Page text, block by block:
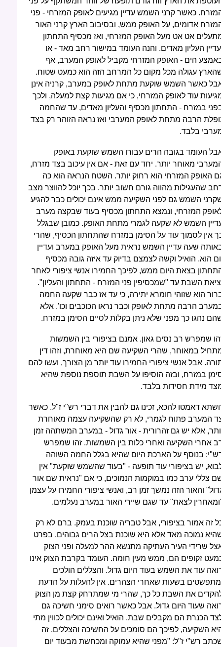
כאשר קרני השמש עדיין מגיעים לאופק המזרחי - פני
אדומים, על האופק ממש, ובסיבוב הארץ קרני האור
אט אט מעל האופק המזרחי, ואז מכסיף התחתון
העליון מאדים. והנה העומד במישור רחב מאד - או
הים - האופק המזרחי מקביל לאופק המערב, אף
עגולה מכל מקום כל המרחב הזה הוא כמעט שטוח.
כאשר השמש שוקעת מתחת לאופק במערב, קרניה אינן
עוד לאופק המזרחי, כי אם מגיעות קצת למעלה, ולכך
במזרח - התחתון מכסיף והעליון מאדים, עד שהחמה
הרבה מתחת לאופק המערבי ואז נראה הזוהר רק בצד
בלבד.
העומד בגובה הרים עבורו השמש שוקעת באופק
מאוחר יותר. יחד עם זאת - אם אין עיכוב בצד מזרח,
האופק המזרחי הוא רחוק יותר. השטח הנראה הוא כה
שהעגילות מהווה גורם חשוב יותר. בכך יוכל להווצר מצב
השמש גם לפני השקיעה ממש אינם יכולים כבר להגיע
המזרחי, ונמצא התחתון מכסיף בעוד שבקצה מערב
השמש לא שקעה לגמרי מתחת האופק. כמובן שבגלל
אין לסמוך עוד על הסימן במזרח שהתחתון הכסיף, שהרי
שעה עדיין השמש נראית מעל האופק במערב ועדיין
הוא. הואיל וקשה לצמצם בדיוק עד איזה גובה מכסיף
בצאת היום ממש, לפיכך החמירו אנשי ציפורי לאחר
השבת עד "שמכסיפין פני המזרח - התחתון והעליון".
הוא שזוהי חומרא יתירה, כי עד אז כבר שקעה החמה
הרבה מתחת לאופק וכבר נראו הכוכבים וכו'. אלא
נהגו כך מפני שלא ניתן בקלות לסיים הסימן במזרח.
שמפרש רב נסים גאון. אמנם בציפורי בין השמשות
במאוחר, שהרי השקיעה שם היא מאוחרת, וזהו דין
אבל אנשי ציפורי החמירו עוד יותר מן הצורך, ועשו להם
במזרח, ובזה הוסיפו על השבת תוספת נוספת שהיא
מידת חסידות בלבד.
דאמטו להכא, זכינו גם להבין את דברי רש"י ז"ל. כאשר
המערב פתוח לגמרי, לא רק שהשקיעה עצמה מאוחרת
אלא יש גם זהרורית - אור גדול - במערב המשתהה זמן
אחרי השקיעה ואחרי כלות בין השמשות. זהו שמפרש
בנוסף על הארכת היום שהיא בגלל החמה השוהה
יש בציפורי עוד תופעה - "בעוד שהשמש שוקעת" אין
צללי ערב כמו במוקמות הנמוכים, כי אם "נראית שם אור
והאור הזה נמשך זמן רב, ואנשי ציפורי החמירו על עצמן
לצאת" עד שגם שיירי האור במערב נעלמים.
זה אמור בציפורי, אבל טבריה שוכנת בעמק. ברם לא רק
נמוכה מאד אלא היא שוכנת בצל הרים גבוהים. בפרט
שרידי העיר העתיקה מתנשא ההר למעלה ופני הצוק
זקופים הם, ממש מעין חומה. העומד בקרבת הצוק אינו
עוד את השמש בעוד היום גדול. והצללים הולכים
בשעות שאחרי הצהרים. אין להעלות על הדעת
את השבת כל כך, שהרי מי שמתרחק קצת מן הצוק
שעוד היום גדול. אבל כאשר רואים סימני חשיכה גם
הכנרת הם מקבלים שבת. הואיל ואינם יכולים לכווין מתי
השקיעה, לפיכך הם סומכים על החשיכה והצללים. זה
רש"י ז"ל: "מפני שהיא עמוקה ומכחשת מבעוד יום